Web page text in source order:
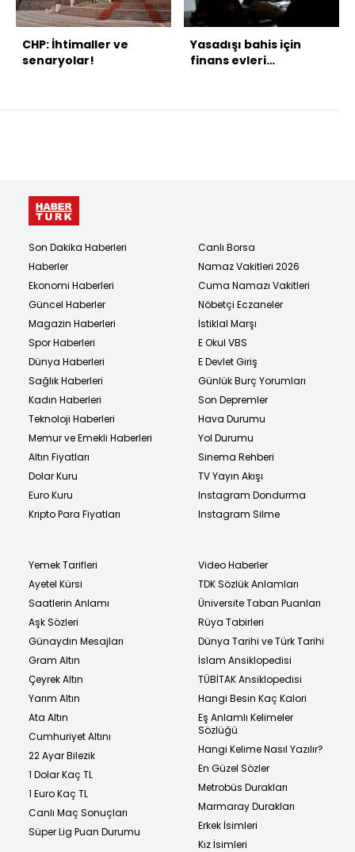
CHP: İhtimaller ve
senaryolar!
Yasadışı bahis için
finans evleri
Son Dakika Haberleri
Haberler
Ekonomi Haberleri
Güncel Haberler
Magazin Haberleri
Spor Haberleri
Dünya Haberleri
Sağlık Haberleri
Kadın Haberleri
Teknoloji Haberleri
Memur ve Emekli Haberleri
Altın Fiyatları
Dolar Kuru
Euro Kuru
Kripto Para Fiyatları
Canlı Borsa
Namaz Vakitleri 2026
Cuma Namazı Vakitleri
Nöbetçi Eczaneler
İstiklal Marşı
E Okul VBS
E Devlet Giriş
Günlük Burç Yorumları
Son Depremler
Hava Durumu
Yol Durumu
Sinema Rehberi
TV Yayın Akışı
Instagram Dondurma
Instagram Silme
Yemek Tarifleri
Ayetel Kürsi
Saatlerin Anlamı
Aşk Sözleri
Günaydın Mesajları
Gram Altın
Çeyrek Altın
Yarım Altın
Ata Altın
Cumhuriyet Altını
22 Ayar Bilezik
1 Dolar Kaç TL
1 Euro Kaç TL
Canlı Maç Sonuçları
Süper Lig Puan Durumu
Video Haberler
TDK Sözlük Anlamları
Üniversite Taban Puanları
Rüya Tabirleri
Dünya Tarihi ve Türk Tarihi
İslam Ansiklopedisi
TÜBİTAK Ansiklopedisi
Hangi Besin Kaç Kalori
Eş Anlamlı Kelimeler
Sözlüğü
Hangi Kelime Nasıl Yazılır?
En Güzel Sözler
Metrobüs Durakları
Marmaray Durakları
Erkek İsimleri
Kız İsimleri